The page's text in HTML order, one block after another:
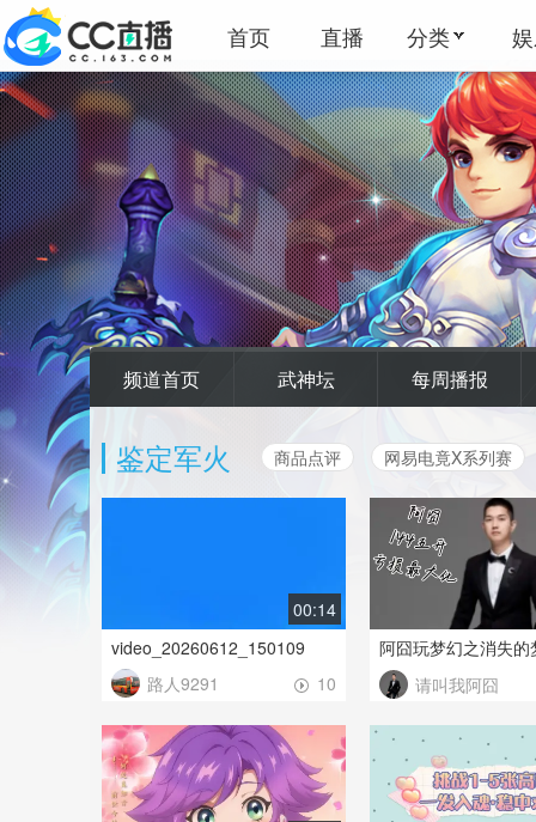
首页 直播 分类
频道首页 武神坛 每周播报
鉴定军火 商品点评 网易电竟X系列赛
00:14
video_20260612_150109
10
路人9291
阿囧玩梦幻之消失的
请叫我阿囧